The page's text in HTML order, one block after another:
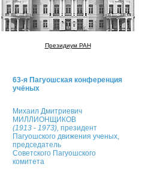
Президиум РАН
63-я Пагуошская конференция
учёных
Михаил Дмитриевич
МИЛЛИОНЩИКОВ
(1913 - 1973), президент
Пагуошского движения ученых,
председатель
Советского Пагуошского
комитета